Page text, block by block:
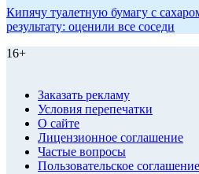
Кипячу туалетную бумагу с
результату: оценили все соседи
16+
Заказать рекламу
Условия перепечатки
О сайте
Лицензионное соглашение
Частые вопросы
Пользовательское соглашение